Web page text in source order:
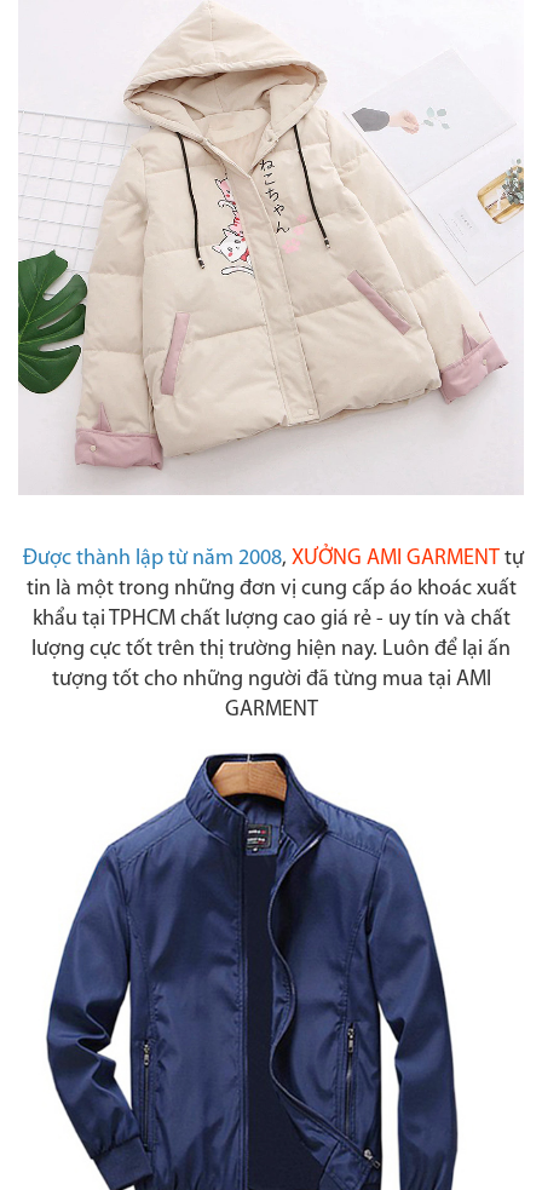
Được thành lập từ năm 2008, XƯỞNG AMI GARMENT tự
tin là một trong những đơn vị cung cấp áo khoác xuất
khẩu tại TPHCM chất lượng cao giá rẻ - uy tín và chất
lượng cực tốt trên thị trường hiện nay. Luôn để lại ấn
tượng tốt cho những người đã từng mua tại AMI
GARMENT